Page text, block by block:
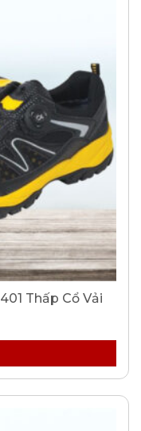
Thấp Cổ Vải